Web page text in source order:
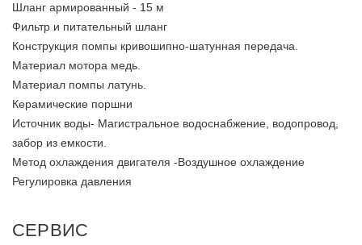
Шланг армированный - 15 м
Фильтр и питательный шланг
Конструкция помпы кривошипно-шатунная передача.
Материал мотора медь.
Материал помпы латунь.
Керамические поршни
Источник воды- Магистральное водоснабжение, водопровод,
забор из емкости.
Метод охлаждения двигателя -Воздушное охлаждение
Регулировка давления
СЕРВИС